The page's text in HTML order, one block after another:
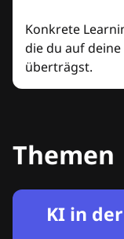
Konkrete
die du auf
überträgst.
Themen
KI in